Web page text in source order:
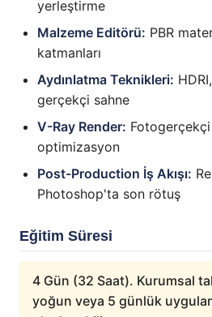
yerleştirme
Malzeme Editörü: PBR
katmanları
Aydınlatma Teknikleri:
gerçekçi sahne
V-Ray Render:
optimizasyon
Post-Production İş Akışı:
Photoshop'ta son rötuş
Eğitim Süresi
4 Gün (32 Saat). Kurumsal
yoğun veya 5 günlük